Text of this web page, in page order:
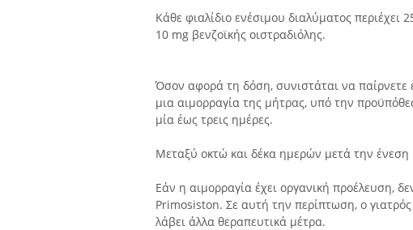
Κάθε φιαλίδιο ενέσιμου διαλύματος περιέχει
10 mg βενζοϊκής οιστραδιόλης.
Όσον αφορά τη δόση, συνιστάται να παίρνετε
μια αιμορραγία της μήτρας, υπό την
μία έως τρεις ημέρες.
Μεταξύ οκτώ και δέκα ημερών μετά την
Εάν η αιμορραγία έχει οργανική προέλευση,
Primosiston. Σε αυτή την περίπτωση, ο
λάβει άλλα θεραπευτικά μέτρα.